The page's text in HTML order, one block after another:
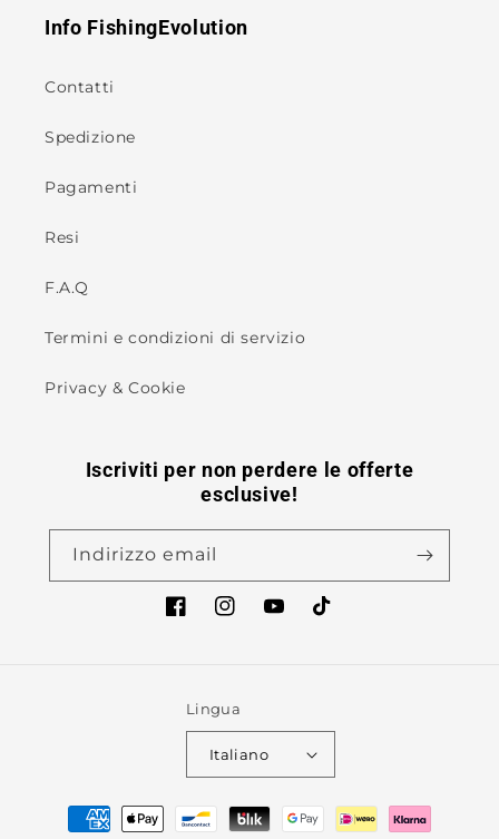
Info FishingEvolution
Contatti
Spedizione
Pagamenti
Resi
F.A.Q
Termini e condizioni di servizio
Privacy & Cookie
Iscriviti per non perdere le offerte
esclusive!
Indirizzo email
FacebookInstagramYouTubeTikTok
Lingua
Italiano
Metodi